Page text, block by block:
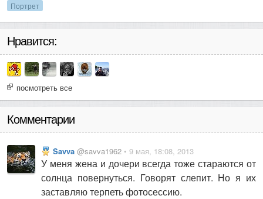
Портрет
Нравится:
посмотреть все
Комментарии
Savva @savva1962 • 9 мая, 18:08, 2013
У меня жена и дочери всегда тоже стараются от
солнца повернуться. Говорят слепит. Но я их
заставляю терпеть фотосессию.